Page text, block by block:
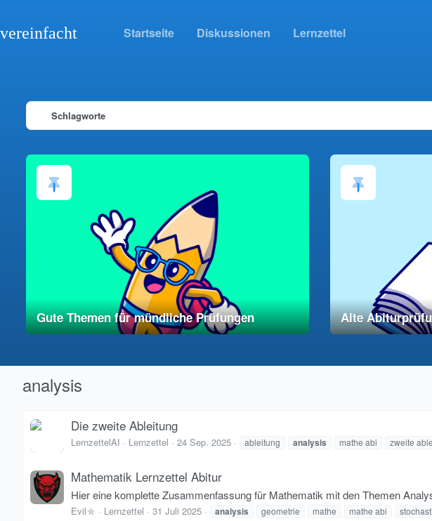
vereinfacht Startseite Diskussionen Lernzettel
Schlagworte
Gute Themen für mündliche Prüfungen Alte
analysis
Die zweite Ableitung
LernzettelAI Lernzettel 24 Sep. 2025 ableitung analysis mathe abi zweite
Mathematik Lernzettel Abitur
Hier eine komplette Zusammenfassung für Mathematik mit den Themen
Evil⛤ Lernzettel 31 Juli 2025 analysis geometrie mathe mathe abi